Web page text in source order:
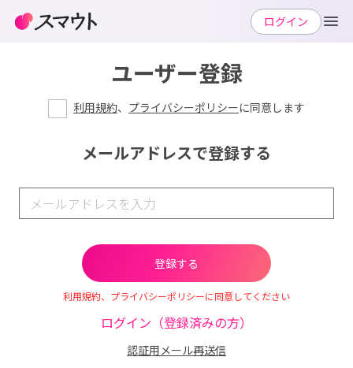
ユーザー登録
利用規約、 プライバシーポリシーに同意します
メールアドレスで登録する
利用規約、プライバシーポリシーに同意してください
ログイン（登録済みの方）
認証用メール再送信
ログイン